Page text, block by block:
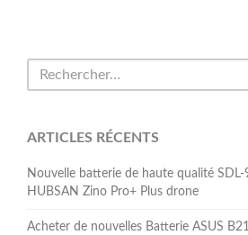
ARTICLES RÉCENTS
Nouvelle batterie de haute qualité
HUBSAN Zino Pro+ Plus drone
Acheter de nouvelles Batterie ASUS